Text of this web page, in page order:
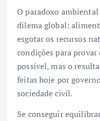
O paradoxo
dilema global:
esgotar os recursos
condições para provar
possível, mas o
feitas hoje por
sociedade civil.
Se conseguir